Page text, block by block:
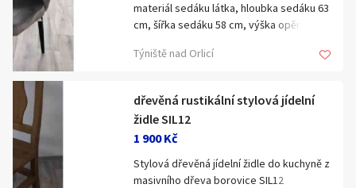
materiál sedáku látka, hloubka sedáku 63
cm, šířka sedáku 58 cm, výška opěráku 86
Týniště nad Orlicí
dřevěná rustikální stylová jídelní
židle SIL12
1 900 Kč
Stylová dřevěná jídelní židle do kuchyně z
masivního dřeva borovice SIL12